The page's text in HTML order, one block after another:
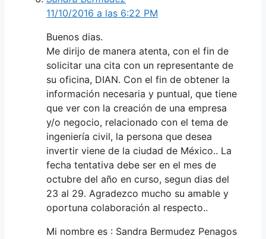
11/10/2016 a las 6:22 PM
Buenos dias.
Me dirijo de manera atenta, con el fin de
solicitar una cita con un representante de
su oficina, DIAN. Con el fin de obtener la
información necesaria y puntual, que tiene
que ver con la creación de una empresa
y/o negocio, relacionado con el tema de
ingeniería civil, la persona que desea
invertir viene de la ciudad de México.. La
fecha tentativa debe ser en el mes de
octubre del año en curso, segun dias del
23 al 29. Agradezco mucho su amable y
oportuna colaboración al respecto..
Mi nombre es : Sandra Bermudez Penagos